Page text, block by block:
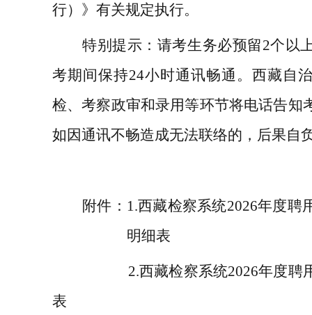
行）》有关规定执行。
特别提示 ：请考生务必预留2个以
考期间保持24小时通讯畅通。西藏自
检、考察政审和录用等环节将电话告知
如因通讯不畅造成无法联络的，后果自
附件： 1.西藏检察系统2026年度聘
明细表
2.西藏检察系统2026年度聘
表